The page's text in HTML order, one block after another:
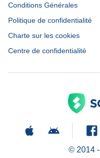
Conditions Générales
Politique de confidentialité
Charte sur les cookies
Centre de confidentialité
© 2014 -